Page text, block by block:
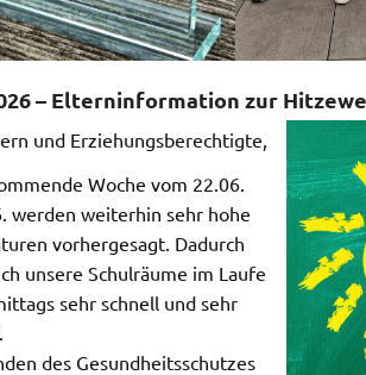
– Elterninformation zur
und Erziehungsberechtigte,
Woche vom 22.06.
werden weiterhin sehr hohe
vorhergesagt. Dadurch
unsere Schulräume im Laufe
sehr schnell und sehr
des Gesundheitsschutzes